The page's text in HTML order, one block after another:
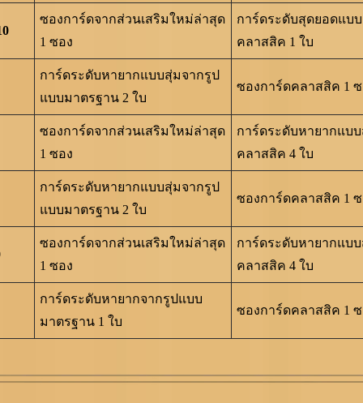
ซองการ์ดจากส่วนเสริมใหม่ล่าสุด
1 ซอง
การ์ดระดับสุดยอดแบ
คลาสสิค 1 ใบ
การ์ดระดับหายากแบบสุ่มจากรูป
แบบมาตรฐาน 2 ใบ
ซองการ์ดคลาสสิค 1
ซองการ์ดจากส่วนเสริมใหม่ล่าสุด
1 ซอง
การ์ดระดับหายากแบ
คลาสสิค 4 ใบ
การ์ดระดับหายากแบบสุ่มจากรูป
แบบมาตรฐาน 2 ใบ
ซองการ์ดคลาสสิค 1
ซองการ์ดจากส่วนเสริมใหม่ล่าสุด
1 ซอง
การ์ดระดับหายากแบ
คลาสสิค 4 ใบ
การ์ดระดับหายากจากรูปแบบ
มาตรฐาน 1 ใบ
ซองการ์ดคลาสสิค 1